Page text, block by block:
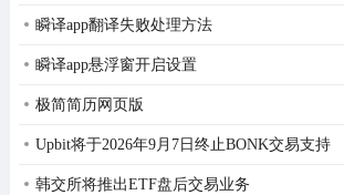
瞬译app翻译失败处理方法
瞬译app悬浮窗开启设置
极简简历网页版
Upbit将于2026年9月7日终止BONK交易支持
韩交所将推出ETF盘后交易业务